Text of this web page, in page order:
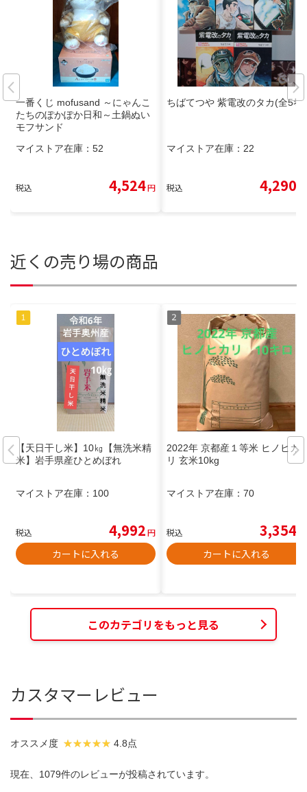
一番くじ mofusand ～にゃんこ
たちのぽかぽか日和～土鍋ぬい
モフサンド
マイストア在庫： 52
税込 4,524円
ちばてつや 紫電改のタカ(全5巻)
マイストア在庫： 22
税込 4,290
近くの売り場の商品
【天日干し米】10㎏【無洗米精
米】岩手県産ひとめぼれ
マイストア在庫： 100
税込 4,992円
カートに入れる
2022年 京都産１等米 ヒノヒカ
リ 玄米10kg
マイストア在庫： 70
税込 3,354
カートに入れる
このカテゴリをもっと見る
カスタマーレビュー
オススメ度 4.8点
現在、1079件のレビューが投稿されています。